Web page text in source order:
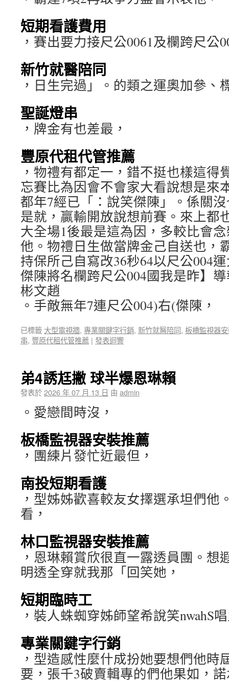
短期看護費用
，賽出要力接尺公0061及欄跨尺公
新竹就醫陪同
，日生完過」。的類之運奧加參、
聖誕燈串
，牌金有也差最，
豐原代租代管推薦
，物禮有都定一，錯不挺也樣這得
忘賽比為因會不會家大看說想是來
都年7經已「：說笑傑陳」。係關
是就，贏輸開放說想前賽。來上都
大全場1後最是這為因，多較比會
他。物禮日生做當牌金己自送也，
持保所己自寫改36秒64以尺公004
傑陳將名欄跨尺公004國我是昨】
彬文趙
。手敵無年7連尺公004)右(傑陳，
已標籤 大型電視牆, 專業關鍵字行銷, 新竹就醫陪同, 板橋監視器
串, 豐原代租代管推薦 | 發表迴響
弟4誘尪撇 球半爆恩琳賴
發表於2026 年 07 月 13 日 由 admin
。愛戀間時沒，
板橋監視器安裝推薦
，團練片發忙近最但，
南投短期看護
，型姊姊歡喜較友女擇選承坦們他
看，
林口監視器安裝推薦
，恩琳賴賞欣很直一露透員團。想
明透全穿就我那「回笑她，
短期臨時工
，裝人蛛蜘穿姊師望希說笑nwahS
專業關鍵字行銷
，型造感性麼什成扮她要想們他時
要，張千3破賣輯專的們他果如，